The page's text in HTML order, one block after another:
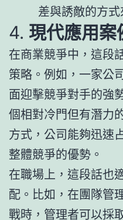
差與誘敵的方式
4. 現代應用案
在商業競爭中，這段
策略。例如，一家公
面迎擊競爭對手的強
個相對冷門但有潛力
方式，公司能夠迅速
整體競爭的優勢。
在職場上，這段話也
配。比如，在團隊管
戰時，管理者可以採